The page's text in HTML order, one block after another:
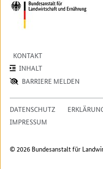
KONTAKT
INHALT
BARRIERE MELDEN
DATENSCHUTZ
IMPRESSUM
© 2026 Bundesanstalt für